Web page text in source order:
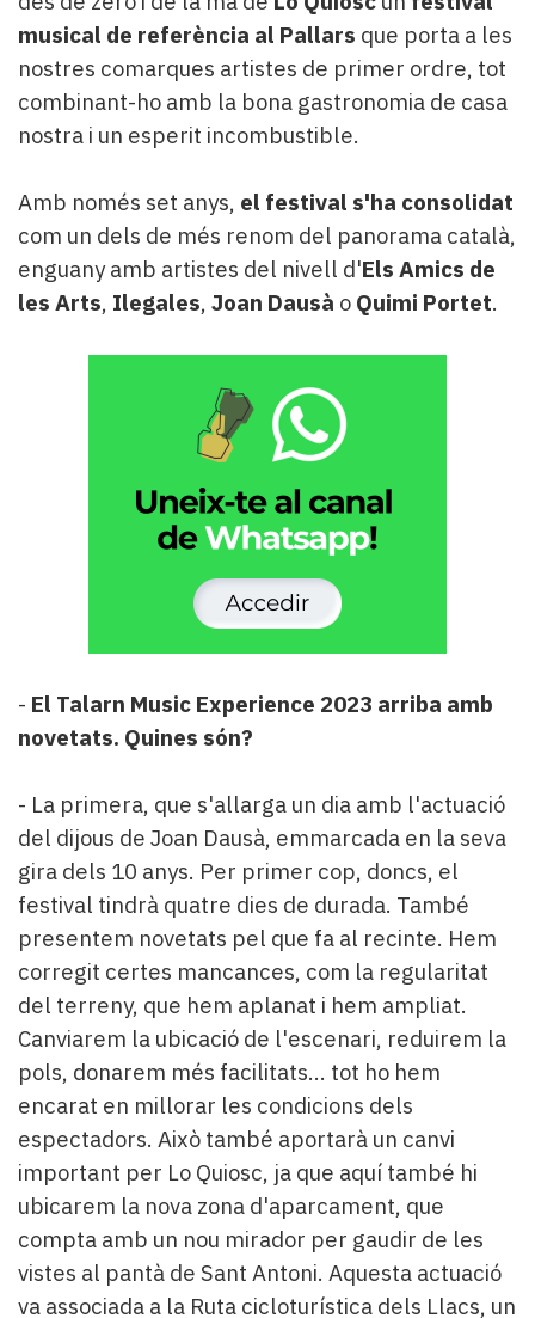
llegit...
Editorial
musical de referència al Pallars que porta a les
nostres comarques artistes de primer ordre, tot
combinant-ho amb la bona gastronomia de casa
nostra i un esperit incombustible.
Amb només set anys, el festival s'ha consolidat
com un dels de més renom del panorama català,
enguany amb artistes del nivell d'Els Amics de
les Arts, Ilegales, Joan Dausà o Quimi Portet.
- El Talarn Music Experience 2023 arriba amb
novetats. Quines són?
- La primera, que s'allarga un dia amb l'actuació
del dijous de Joan Dausà, emmarcada en la seva
gira dels 10 anys. Per primer cop, doncs, el
festival tindrà quatre dies de durada. També
presentem novetats pel que fa al recinte. Hem
corregit certes mancances, com la regularitat
del terreny, que hem aplanat i hem ampliat.
Canviarem la ubicació de l'escenari, reduirem la
pols, donarem més facilitats... tot ho hem
encarat en millorar les condicions dels
espectadors. Això també aportarà un canvi
important per Lo Quiosc, ja que aquí també hi
ubicarem la nova zona d'aparcament, que
compta amb un nou mirador per gaudir de les
vistes al pantà de Sant Antoni. Aquesta actuació
va associada a la Ruta cicloturística dels Llacs, un